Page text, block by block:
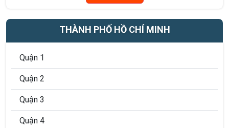
THÀNH PHỐ HỒ CHÍ MINH
Quận 1
Quận 2
Quận 3
Quận 4